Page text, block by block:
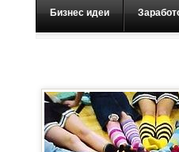
Бизнес идеи